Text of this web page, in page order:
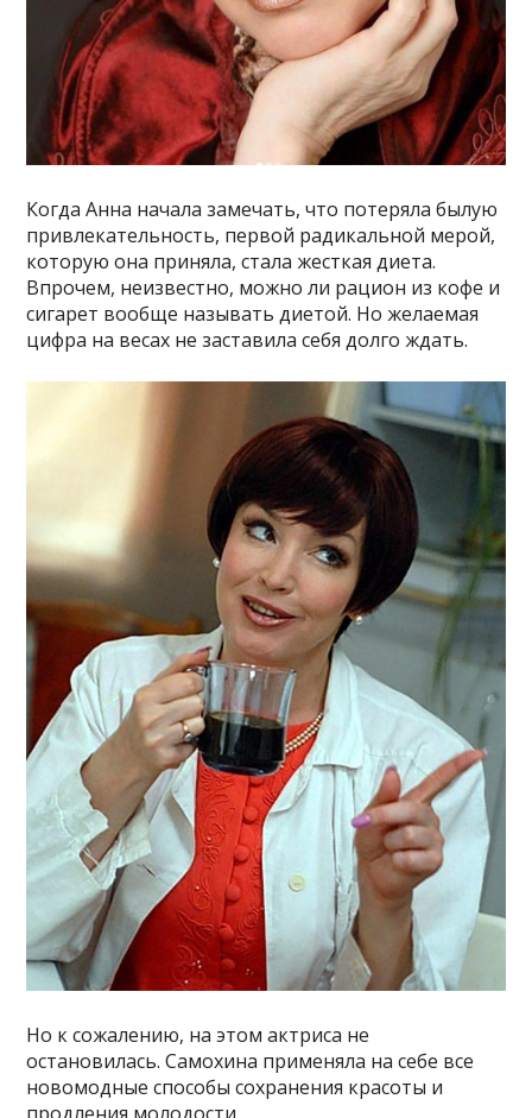
Когда Анна начала замечать, что потеряла былую
привлекательность, первой радикальной мерой,
которую она приняла, стала жесткая диета.
Впрочем, неизвестно, можно ли рацион из кофе и
сигарет вообще называть диетой. Но желаемая
цифра на весах не заставила себя долго ждать.
Но к сожалению, на этом актриса не
остановилась. Самохина применяла на себе все
новомодные способы сохранения красоты и
продления молодости.